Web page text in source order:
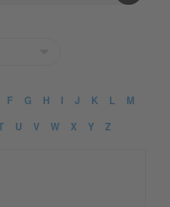
F G H I J K L
M
U V W X Y Z